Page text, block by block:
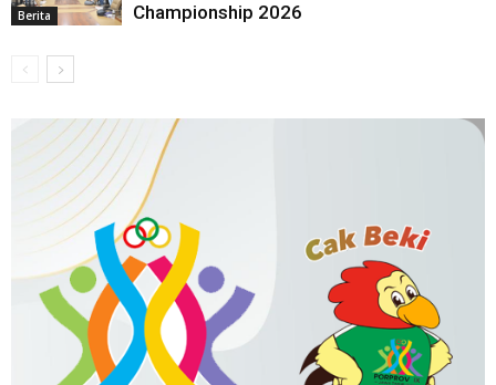
Berita
Championship 2026